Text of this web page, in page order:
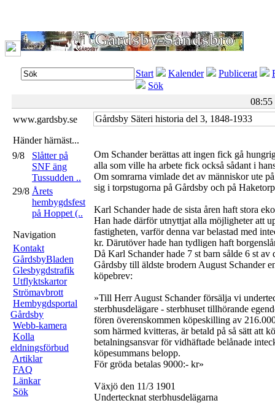
Start Kalender Publicerat
Sök
www.gardsby.se
Händer härnäst...
9/8
Slåtter på
SNF äng
Tussudden ..
29/8 Årets
hembygdsfest
på Hoppet (..
Navigation
Kontakt
GårdsbyBladen
Glesbygdstrafik
Utflyktskartor
Strömavbrott
Hembygdsportal
Gårdsby
Webb-kamera
Kolla
eldningsförbud
Artiklar
FAQ
Länkar
Sök
Gårdsby Säteri historia del 3, 1848-1933
Om Schander berättas att ingen fick gå
alla som ville ha arbete fick också sådant i
Om somrarna vimlade det av människor ute
sig i torpstugorna på Gårdsby och på
Karl Schander hade de sista åren haft stora
Han hade därför utnyttjat alla möjligheter att
fastigheten, varför denna var belastad med
kr. Därutöver hade han tydligen haft
Då Karl Schander hade 7 st barn sålde 6 st av
Gårdsby till äldste brodern August Schander
köpebrev:
»Till Herr August Schander försälja vi
sterbhusdelägare - sterbhuset tillhörande
fören överenskommen köpeskilling av
som härmed kvitteras, är betald på så sätt att
betalningsansvar för vidhäftade belånade
köpesummans belopp.
För gröda betalas 9000:- kr»
Växjö den 11/3 1901
Undertecknat sterbhusdelägarna